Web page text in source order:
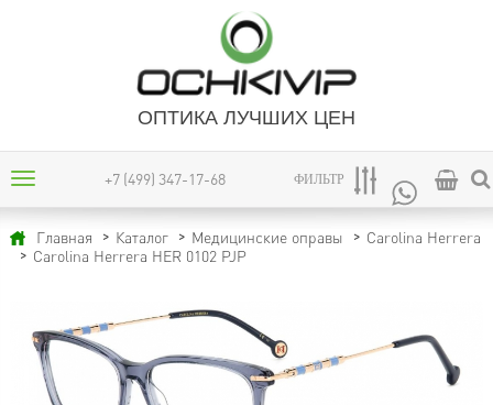
ОПТИКА ЛУЧШИХ ЦЕН
+7 (499) 347-17-68 ФИЛЬТР
Главная Каталог Медицинские оправы
Carolina Herrera
Carolina Herrera HER 0102 PJP